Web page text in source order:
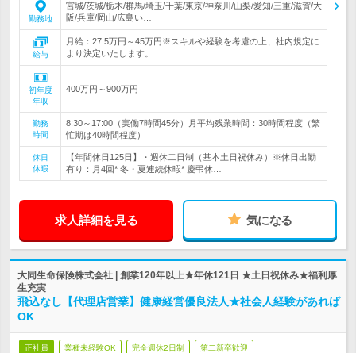
勤務地
宮城/茨城/栃木/群馬/埼玉/千葉/東京/神奈川/山梨/愛知/三重/滋賀/大
阪/兵庫/岡山/広島い…
給与
月給：27.5万円～45万円※スキルや経験を考慮の上、社内規定に
より決定いたします。
初年度
年収
400万円～900万円
勤務
時間
8:30～17:00（実働7時間45分）月平均残業時間：30時間程度（繁
忙期は40時間程度）
休日
休暇
【年間休日125日】・週休二日制（基本土日祝休み）※休日出勤
有り：月4回* 冬・夏連続休暇* 慶弔休…
求人詳細を見る 気になる
大同生命保険株式会社 | 創業120年以上★年休121日 ★土日祝休み★福利厚
生充実
飛込なし【代理店営業】健康経営優良法人★社会人経験があれば
OK
正社員 業種未経験OK 完全週休2日制 第二新卒歓迎